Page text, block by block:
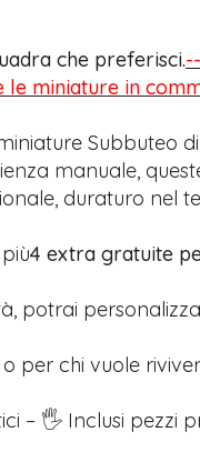
che preferisci.
miniature in
Subbuteo
manuale,
duraturo nel
4 extra gratuite
potrai
per chi vuole
– 🖐️ Inclusi pezzi